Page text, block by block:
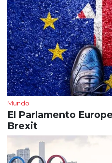
Mundo
El Parlamento
Brexit